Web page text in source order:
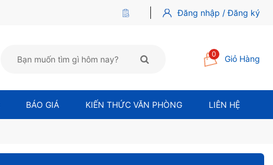
Đăng nhập / Đăng ký
0 Giỏ Hàng
BÁO GIÁ KIẾN THỨC VĂN PHÒNG LIÊN HỆ